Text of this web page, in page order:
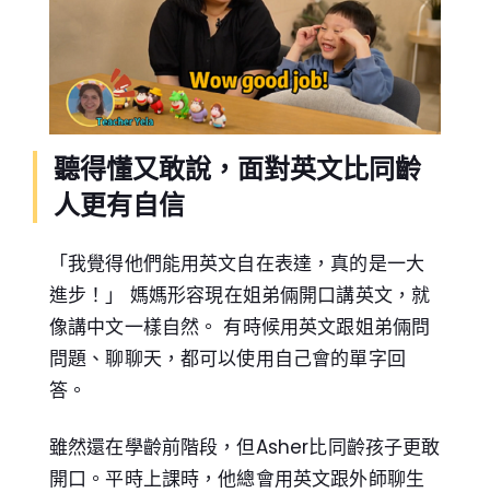
聽得懂又敢說，面對英文比同齡
人更有自信
「我覺得他們能用英文自在表達，真的是一大
進步！」 媽媽形容現在姐弟倆開口講英文，就
像講中文一樣自然。 有時候用英文跟姐弟倆問
問題、聊聊天，都可以使用自己會的單字回
答。
雖然還在學齡前階段，但Asher比同齡孩子更敢
開口。平時上課時，他總會用英文跟外師聊生